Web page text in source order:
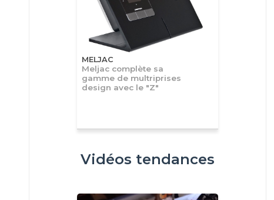
MELJAC
Meljac complète sa
gamme de multriprises
design avec le "Z"
Vidéos tendances